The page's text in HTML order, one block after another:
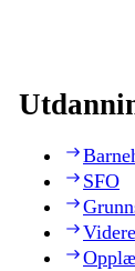
SFO